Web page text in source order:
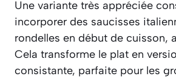
Une variante très appréciée
incorporer des saucisses
rondelles en début de cuisson,
Cela transforme le plat en
consistante, parfaite pour les